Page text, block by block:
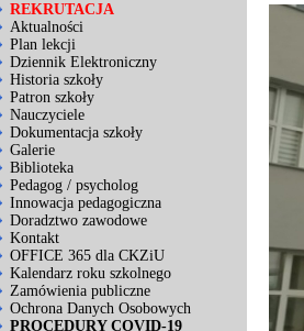
REKRUTACJA
Aktualności
Plan lekcji
Dziennik Elektroniczny
Historia szkoły
Patron szkoły
Nauczyciele
Dokumentacja szkoły
Galerie
Biblioteka
Pedagog / psycholog
Innowacja pedagogiczna
Doradztwo zawodowe
Kontakt
OFFICE 365 dla CKZiU
Kalendarz roku szkolnego
Zamówienia publiczne
Ochrona Danych Osobowych
PROCEDURY COVID-19